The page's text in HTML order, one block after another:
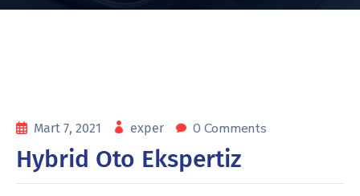
Mart 7, 2021 exper 0 Comments
Hybrid Oto Ekspertiz